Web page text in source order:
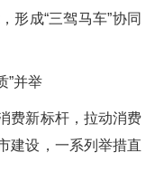
形成“三驾马车”协同
”并举
新标杆，拉动消费
建设，一系列举措直